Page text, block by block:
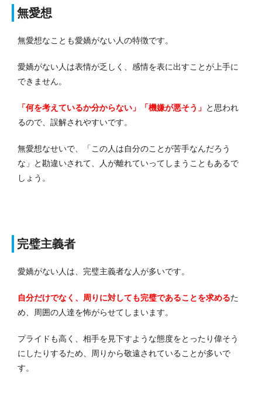
無愛想
無愛想なことも愛嬌がない人の特徴です。
愛嬌がない人は表情が乏しく、感情を表に出すことが上手に
できません。
「何を考えているか分からない」「機嫌が悪そう」 と思われ
るので、誤解されやすいです。
無愛想なせいで、「この人は自分のことが苦手なんだろう
な」と勘違いされて、人が離れていってしまうこともあるで
しょう。
完璧主義者
愛嬌がない人は、完璧主義者な人が多いです。
自分だけでなく、周りに対しても完璧であることを求めるた
め、周囲の人達を怖がらせてしまいます。
プライドも高く、相手を見下すような態度をとったり偉そう
にしたりするため、周りから敬遠されていることが多いで
す。